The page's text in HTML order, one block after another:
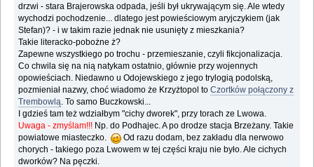
drzwi - stara Brajerowska odpada, jeśli był ukrywającym się. Ale wtedy
wychodzi pochodzenie... dlatego jest powieściowym aryjczykiem (jak
Stefan)? - i w takim razie jednak nie usunięty z mieszkania?
Takie literacko-pobożne ż?
Zapewne wszystkiego po trochu - przemieszanie, czyli fikcjonalizacja.
Co chwila się na nią natykam ostatnio, głównie przy wojennych
opowieściach. Niedawno u Odojewskiego z jego trylogią podolską,
pozmieniał nazwy, choć wiadomo że Krzyżtopol toCzortków połączony z
Trembowlą . To samo Buczkowski...
I gdzieś tam też wdziałbym "cichy dworek", przy torach ze Lwowa.
Uwaga - zmyślam!!! Np. do Podhajec. A po drodze stacja Brzeżany. Takie
powiatowe miasteczko.
Od razu dodam, bez zakładu dla nerwowo
chorych - takiego poza Lwowem w tej części kraju nie było. Ale cichych
dworków? Na pęczki.